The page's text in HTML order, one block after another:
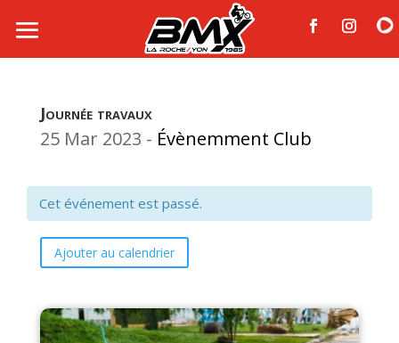
Journée travaux
25 Mar 2023 - Évènemment Club
Cet événement est passé.
Ajouter au calendrier